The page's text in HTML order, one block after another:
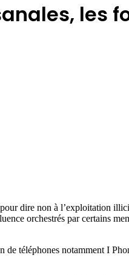
les
dire non à l’exploitation
orchestrés par certains
téléphones notamment I